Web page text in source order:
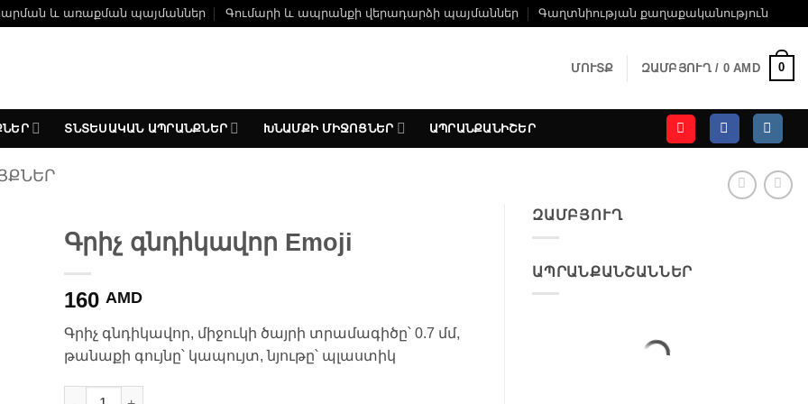
և առաքման պայմաններ Գումարի և ապրանքի վերադարձի պայմաններ Գաղտնիության քաղաքականություն
ՄՈՒՏՔ ԶԱՄԲՅՈՒՂ / 0AMD 0
ՏՆՏԵՍԱԿԱՆ ԱՊՐԱՆՔՆԵՐ ԽՆԱՄՔԻ ՄԻՋՈՑՆԵՐ ԱՊՐԱՆՔԱՆԻՇԵՐ
ԶԱՄԲՅՈՒՂ
ԱՊՐԱՆՔԱՆՇԱՆՆԵՐ
Գրիչ գնդիկավոր Emoji
160 AMD
Գրիչ գնդիկավոր, միջուկի ծայրի տրամագիծը՝ 0.7 մմ,
թանաքի գույնը՝ կապույտ, նյութը՝ պլաստիկ
Գրիչ գնդիկավոր Emoji quantity